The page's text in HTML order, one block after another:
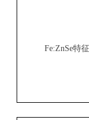
Fe:ZnSe特征